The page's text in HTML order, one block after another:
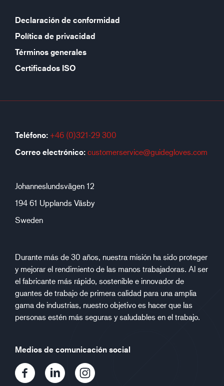
Declaración de conformidad
Política de privacidad
Términos generales
Certificados ISO
Teléfono: +46 (0)321-29 300
Correo electrónico: customerservice@guidegloves.com
Johanneslundsvägen 12
194 61 Upplands Väsby
Sweden
Durante más de 30 años, nuestra misión ha sido proteger
y mejorar el rendimiento de las manos trabajadoras. Al ser
el fabricante más rápido, sostenible e innovador de
guantes de trabajo de primera calidad para una amplia
gama de industrias, nuestro objetivo es hacer que las
personas estén más seguras y saludables en el trabajo.
Medios de comunicación social